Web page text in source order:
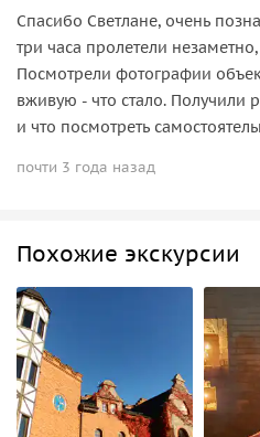
Спасибо Светлане, очень
три часа пролетели
Посмотрели фотографии
вживую - что стало. Получили
и что посмотреть
почти 3 года назад
Похожие экскурсии